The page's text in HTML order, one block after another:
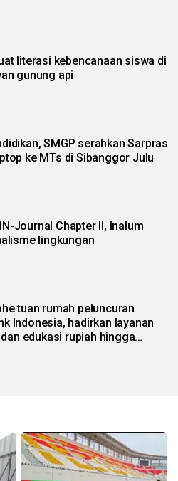
literasi kebencanaan siswa di
gunung api
SMGP serahkan Sarpras
ke MTs di Sibanggor Julu
Journal Chapter II, Inalum
lingkungan
tuan rumah peluncuran
Indonesia, hadirkan layanan
edukasi rupiah hingga